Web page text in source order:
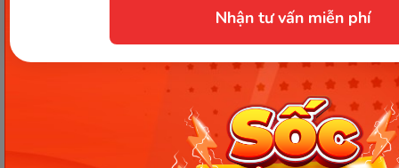
Nhận tư vấn miễn phí
Play and Learn English – Học và
chơi cùng tiếng Anh siêu thú vị
Play and Learn English là
ứng dụng học phát âm
dành cho trẻ từ 0 – 5 tuổi
được nhiều phụ huynh tin tưởng. Đây là ứng dụng
được thiết kế hỗ trợ việc học từ vựng, kết hợp hỗ